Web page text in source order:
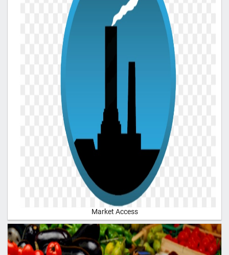
Market Access